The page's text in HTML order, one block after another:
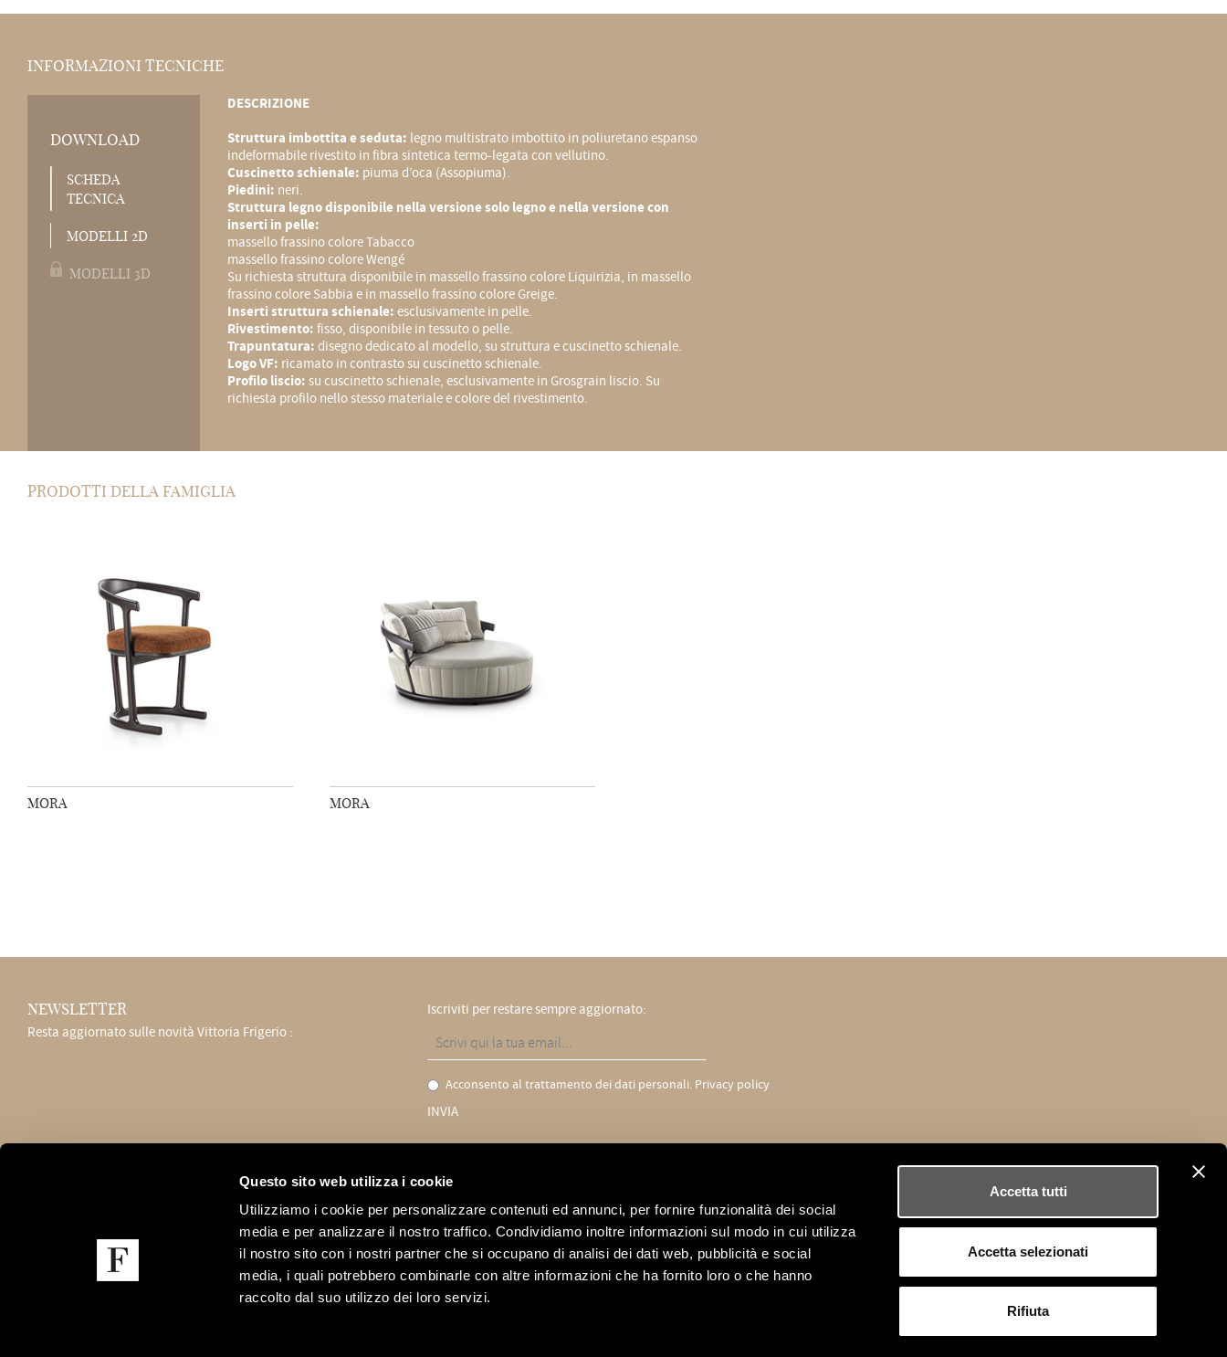
Questo sito web utilizza i cookie
Utilizziamo i cookie per personalizzare contenuti ed annunci, per fornire funzionalità dei social
media e per analizzare il nostro traffico. Condividiamo inoltre informazioni sul modo in cui utilizza
il nostro sito con i nostri partner che si occupano di analisi dei dati web, pubblicità e social
media, i quali potrebbero combinarle con altre informazioni che ha fornito loro o che hanno
raccolto dal suo utilizzo dei loro servizi.
Accetta tutti
Accetta selezionati
Rifiuta
INFORMAZIONI TECNICHE
DOWNLOAD
SCHEDA
TECNICA
MODELLI 2D
MODELLI 3D
DESCRIZIONE
Struttura imbottita e seduta: legno multistrato imbottito in poliuretano espanso
indeformabile rivestito in fibra sintetica termo-legata con vellutino.
Cuscinetto schienale: piuma d’oca (Assopiuma).
Piedini: neri.
Struttura legno disponibile nella versione solo legno e nella versione con
inserti in pelle:
massello frassino colore Tabacco
massello frassino colore Wengé
Su richiesta struttura disponibile in massello frassino colore Liquirizia, in massello
frassino colore Sabbia e in massello frassino colore Greige.
Inserti struttura schienale: esclusivamente in pelle.
Rivestimento: fisso, disponibile in tessuto o pelle.
Trapuntatura: disegno dedicato al modello, su struttura e cuscinetto schienale.
Logo VF: ricamato in contrasto su cuscinetto schienale.
Profilo liscio: su cuscinetto schienale, esclusivamente in Grosgrain liscio. Su
richiesta profilo nello stesso materiale e colore del rivestimento.
PRODOTTI DELLA FAMIGLIA
MORA MORA
NEWSLETTER
Resta aggiornato sulle novità Vittoria Frigerio :
Iscriviti per restare sempre aggiornato:
Acconsento al trattamento dei dati personali. Privacy policy
INVIA
UFFICI E SHOWROOM
via Sant'Agata, 63
SEDE LEGALE
c.so Brianza 21
22066 Mariano Comense CO
GRUPPOFRIGERIO SOCIAL